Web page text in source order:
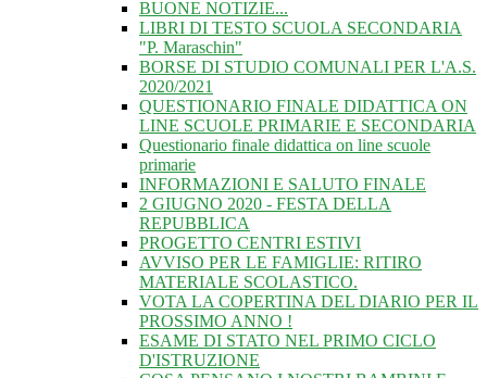
BUONE NOTIZIE...
LIBRI DI TESTO SCUOLA SECONDARIA
"P. Maraschin"
BORSE DI STUDIO COMUNALI PER L'A.S.
2020/2021
QUESTIONARIO FINALE DIDATTICA ON
LINE SCUOLE PRIMARIE E SECONDARIA
Questionario finale didattica on line scuole
primarie
INFORMAZIONI E SALUTO FINALE
2 GIUGNO 2020 - FESTA DELLA
REPUBBLICA
PROGETTO CENTRI ESTIVI
AVVISO PER LE FAMIGLIE: RITIRO
MATERIALE SCOLASTICO.
VOTA LA COPERTINA DEL DIARIO PER IL
PROSSIMO ANNO !
ESAME DI STATO NEL PRIMO CICLO
D'ISTRUZIONE